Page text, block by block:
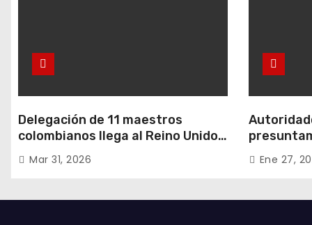
Delegación de 11 maestros
colombianos llega al Reino Unido:
entre ellos, una destacada
profesora de Ubaté
Mar 31, 2026
hurtos en
Ene 27,